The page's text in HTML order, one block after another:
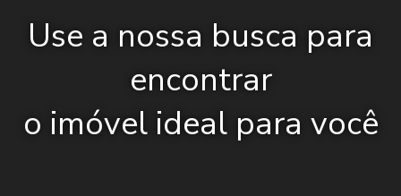
Use a nossa busca para
encontrar
o imóvel ideal para você